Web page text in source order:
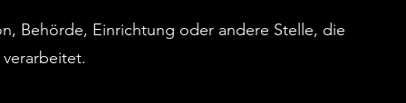
Behörde, Einrichtung oder andere Stelle, die